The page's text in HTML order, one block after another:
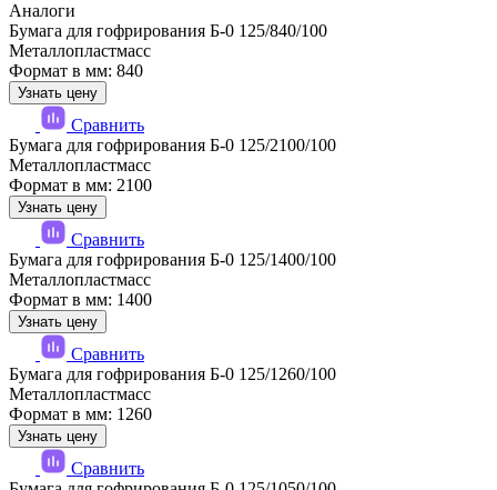
Аналоги
Бумага для гофрирования Б-0 125/840/100
Металлопластмасс
Формат в мм: 840
Узнать цену
Сравнить
Бумага для гофрирования Б-0 125/2100/100
Металлопластмасс
Формат в мм: 2100
Узнать цену
Сравнить
Бумага для гофрирования Б-0 125/1400/100
Металлопластмасс
Формат в мм: 1400
Узнать цену
Сравнить
Бумага для гофрирования Б-0 125/1260/100
Металлопластмасс
Формат в мм: 1260
Узнать цену
Сравнить